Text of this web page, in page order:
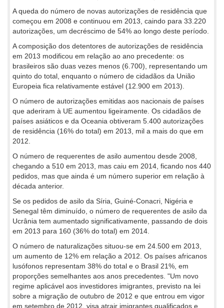
A queda do número de novas autorizações de residência que
começou em 2008 e continuou em 2013, caindo para 33.220
autorizações, um decréscimo de 54% ao longo deste período.
A composição dos detentores de autorizações de residência
em 2013 modificou em relação ao ano precedente: os
brasileiros são duas vezes menos (6.700), representando um
quinto do total, enquanto o número de cidadãos da União
Europeia fica relativamente estável (12.900 em 2013).
O número de autorizações emitidas aos nacionais de países
que aderiram à UE aumentou ligeiramente. Os cidadãos de
países asiáticos e da Oceania obtiveram 5.400 autorizações
de residência (16% do total) em 2013, mil a mais do que em
2012.
O número de requerentes de asilo aumentou desde 2008,
chegando a 510 em 2013, mas caiu em 2014, ficando nos 440
pedidos, mas que ainda é um número superior em relação à
década anterior.
Se os pedidos de asilo da Síria, Guiné-Conacri, Nigéria e
Senegal têm diminuído, o número de requerentes de asilo da
Ucrânia tem aumentado significativamente, passando de dois
em 2013 para 160 (36% do total) em 2014.
O número de naturalizações situou-se em 24.500 em 2013,
um aumento de 12% em relação a 2012. Os países africanos
lusófonos representam 38% do total e o Brasil 21%, em
proporções semelhantes aos anos precedentes. "Um novo
regime aplicável aos investidores imigrantes, previsto na lei
sobre a migração de outubro de 2012 e que entrou em vigor
em setembro de 2012, visa atrair imigrantes qualificados e